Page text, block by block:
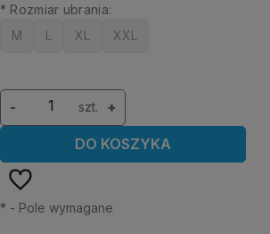
* Rozmiar ubrania:
M
L XL XXL
szt. +
-
DO KOSZYKA
* - Pole wymagane